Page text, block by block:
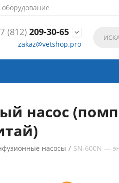
(812)209-30-65 
zakaz@vetshop.pro
насос
насосы / SN-600N —